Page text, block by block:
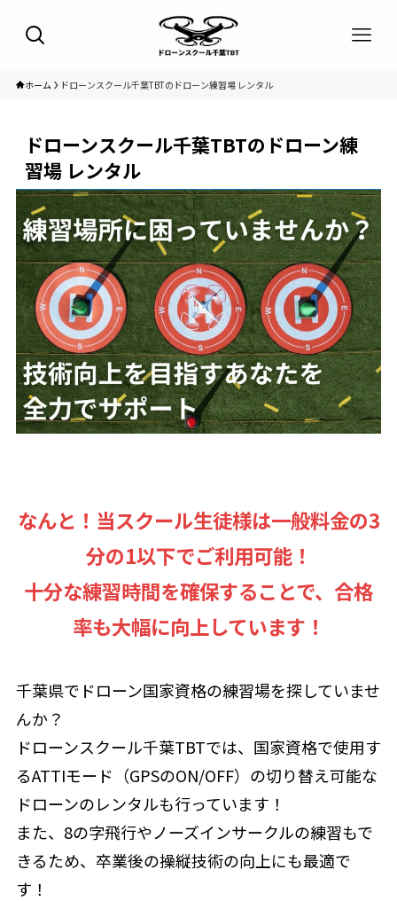
ホーム ドローンスクール千葉TBTのドローン練習場 レンタル
ドローンスクール千葉TBTのドローン練
習場 レンタル
なんと！当スクール生徒様は一般料金の3
分の1以下でご利用可能！
十分な練習時間を確保することで、合格
率も大幅に向上しています！
千葉県でドローン国家資格の練習場を探していませ
んか？
ドローンスクール千葉TBTでは、国家資格で使用す
るATTIモード（GPSのON/OFF）の切り替え可能な
ドローンのレンタルも行っています！
また、8の字飛行やノーズインサークルの練習もで
きるため、卒業後の操縦技術の向上にも最適で
す！